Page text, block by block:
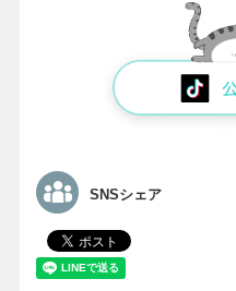
SNSシェア